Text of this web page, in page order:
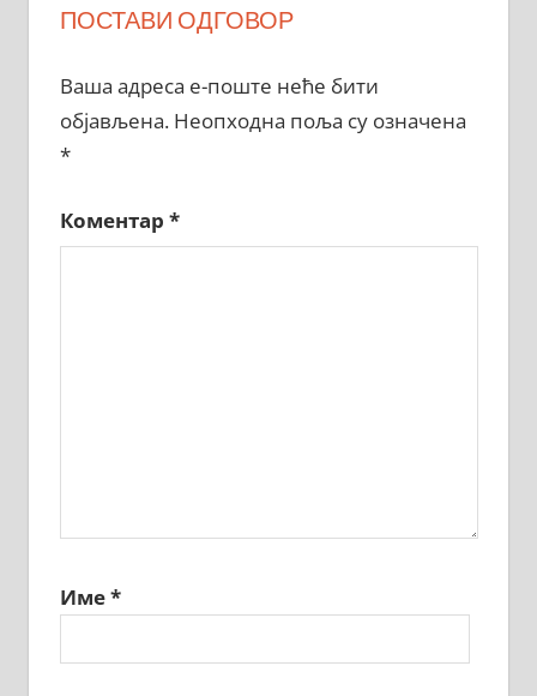
ПОСТАВИ ОДГОВОР
Ваша адреса е-поште неће бити
објављена. Неопходна поља су означена
*
Коментар *
Име*